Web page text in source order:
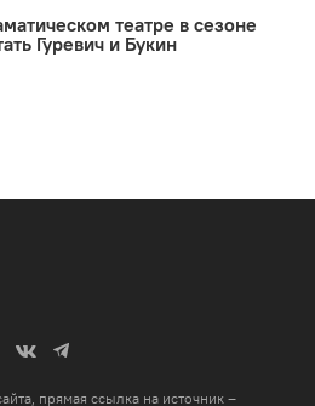
театре в сезоне
Гуревич и Букин
прямая ссылка на источник –